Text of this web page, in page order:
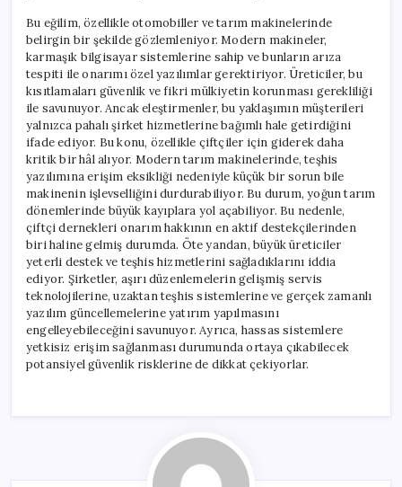
Bu eğilim, özellikle otomobiller ve tarım makinelerinde
belirgin bir şekilde gözlemleniyor. Modern makineler,
karmaşık bilgisayar sistemlerine sahip ve bunların arıza
tespiti ile onarımı özel yazılımlar gerektiriyor. Üreticiler, bu
kısıtlamaları güvenlik ve fikri mülkiyetin korunması gerekliliği
ile savunuyor. Ancak eleştirmenler, bu yaklaşımın müşterileri
yalnızca pahalı şirket hizmetlerine bağımlı hale getirdiğini
ifade ediyor. Bu konu, özellikle çiftçiler için giderek daha
kritik bir hâl alıyor. Modern tarım makinelerinde, teşhis
yazılımına erişim eksikliği nedeniyle küçük bir sorun bile
makinenin işlevselliğini durdurabiliyor. Bu durum, yoğun tarım
dönemlerinde büyük kayıplara yol açabiliyor. Bu nedenle,
çiftçi dernekleri onarım hakkının en aktif destekçilerinden
biri haline gelmiş durumda. Öte yandan, büyük üreticiler
yeterli destek ve teşhis hizmetlerini sağladıklarını iddia
ediyor. Şirketler, aşırı düzenlemelerin gelişmiş servis
teknolojilerine, uzaktan teşhis sistemlerine ve gerçek zamanlı
yazılım güncellemelerine yatırım yapılmasını
engelleyebileceğini savunuyor. Ayrıca, hassas sistemlere
yetkisiz erişim sağlanması durumunda ortaya çıkabilecek
potansiyel güvenlik risklerine de dikkat çekiyorlar.